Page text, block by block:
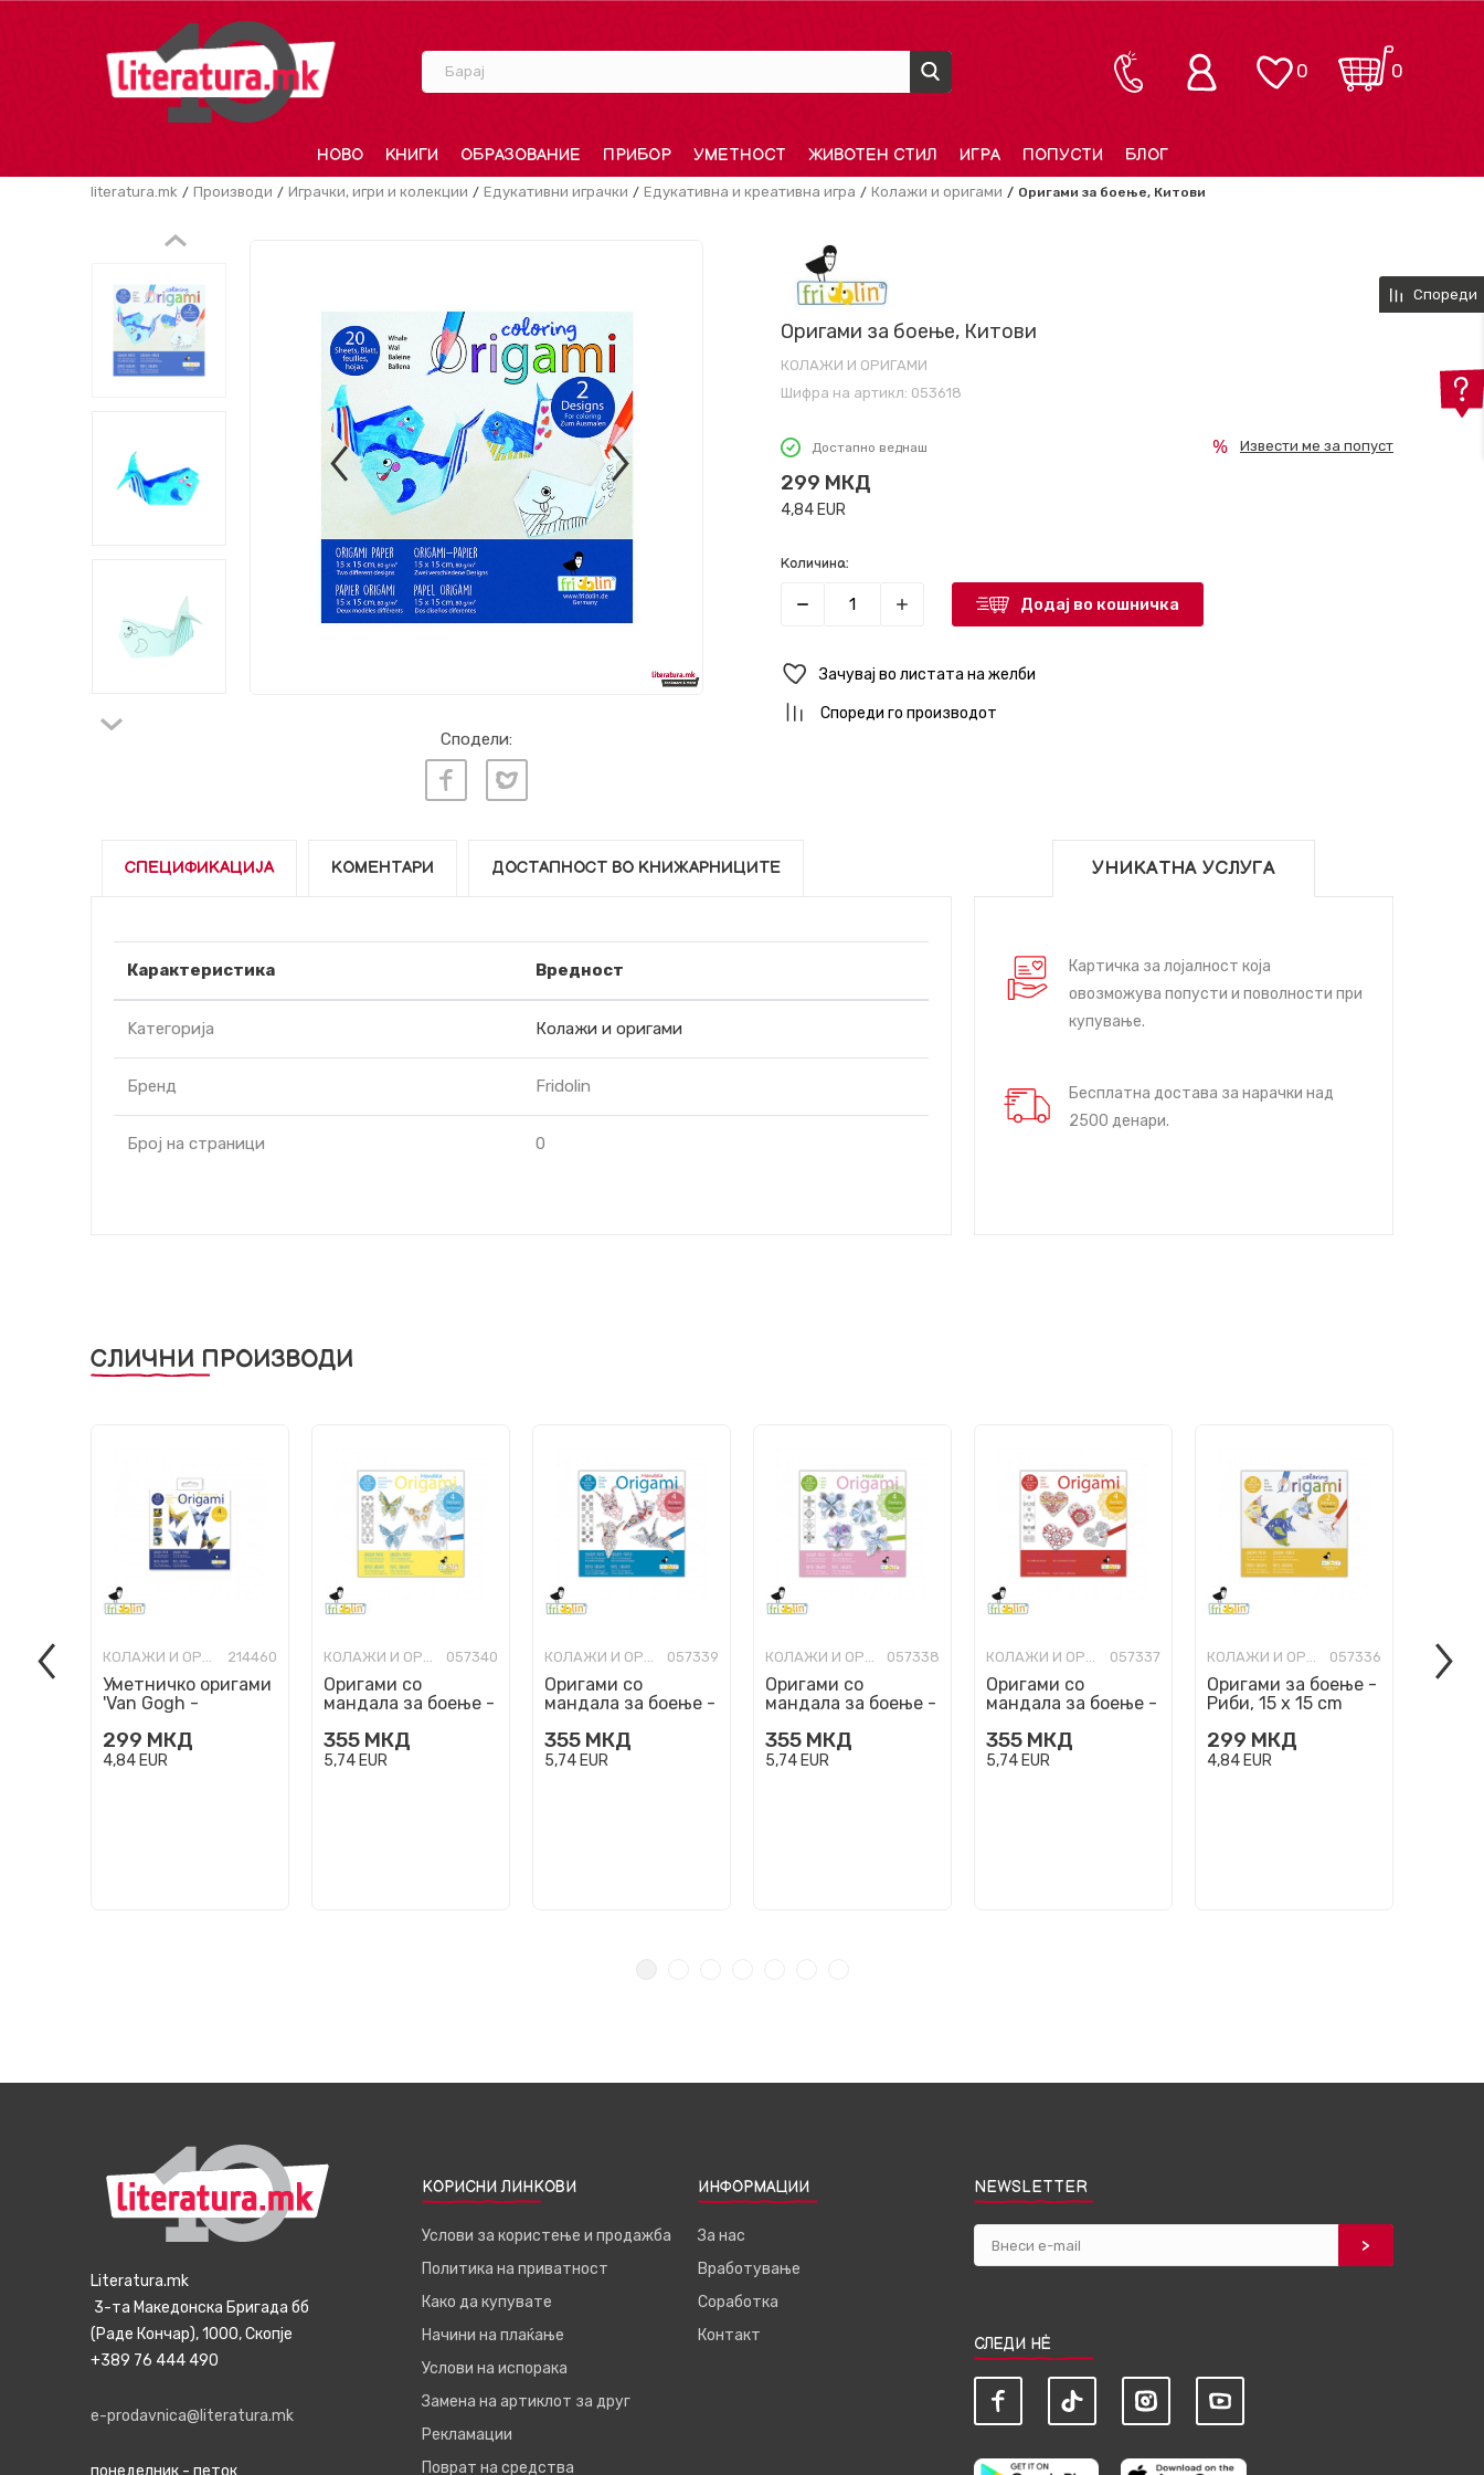
Барај 0
0
НОВО КНИГИ ОБРАЗОВАНИЕ ПРИБОР УМЕТНОСТ ЖИВОТЕН СТИЛ ИГРА ПОПУСТИ БЛОГ
literatura.mk Производи Играчки, игри и колекции Едукативни играчки Едукативна и креативна игра Колажи и оригами Оригами за боење, Китови
Сподели:
Оригами за боење, Китови
КОЛАЖИ И ОРИГАМИ
Шифра на артикл: 053618
Достапно веднаш
299 МКД
4,84EUR
Извести ме за попуст
Количина:
Додај во кошничка
Зачувај во листата на желби
Спореди го производот
СПЕЦИФИКАЦИЈА КОМЕНТАРИ ДОСТАПНОСТ ВО КНИЖАРНИЦИТЕ
Карактеристика Вредност
Kатегорија Колажи и оригами
Бренд Fridolin
Број на страници 0
УНИКАТНА УСЛУГА
Картичка за лојалност која
овозможува попусти и поволности при
купување.
Бесплатна достава за нарачки над
2500 денари.
СЛИЧНИ ПРОИЗВОДИ
КОЛАЖИ И ОРИГАМИ 214460
Уметничко оригами
'Van Gogh -
299 МКД
4,84 EUR
КОЛАЖИ И ОРИГАМИ 057340
Оригами со
мандала за боење -
cm
355 МКД
5,74 EUR
КОЛАЖИ И ОРИГАМИ 057339
Оригами со
мандала за боење -
355 МКД
5,74 EUR
КОЛАЖИ И ОРИГАМИ 057338
Оригами со
мандала за боење -
355 МКД
5,74 EUR
КОЛАЖИ И ОРИГАМИ 057337
Оригами со
мандала за боење -
355 МКД
5,74 EUR
КОЛАЖИ И ОРИГАМИ 057336
Оригами за боење -
Риби, 15 x 15 cm
299 МКД
4,84 EUR
Спореди
Literatura.mk
3-та Македонска Бригада бб
(Раде Кончар), 1000, Скопје
+389 76 444 490
e-prodavnica@literatura.mk
понеделник - петок
КОРИСНИ ЛИНКОВИ
Услови за користење и продажба
Политика на приватност
Како да купувате
Начини на плаќање
Услови на испорака
Замена на артиклот за друг
Рекламации
Поврат на средства
ИНФОРМАЦИИ
За нас
Вработување
Соработка
Контакт
NEWSLETTER
СЛЕДИ НЀ